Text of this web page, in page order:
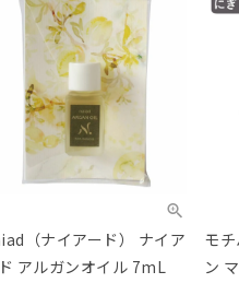
（ナイアード） ナイア
アルガンオイル 7mL
モ
ン